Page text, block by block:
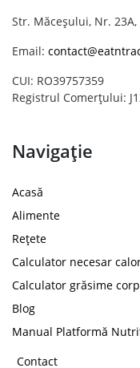
Str. Măceșului, Nr.
Email:
CUI: RO39757359
Registrul Comerțului:
Navigație
Acasă
Alimente
Rețete
Calculator necesar
Calculator grăsime
Blog
Manual Platformă
Contact